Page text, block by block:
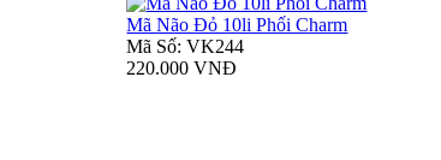
Mã Não Đỏ 10li Phối Charm
Mã Số: VK244
220.000 VNĐ